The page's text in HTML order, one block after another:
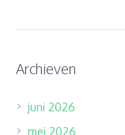
Archieven
juni 2026
mei 2026